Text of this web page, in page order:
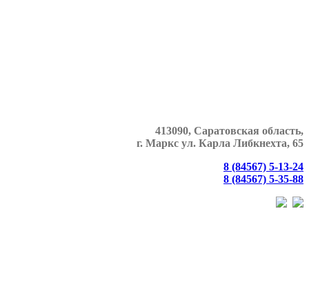
413090, Саратовская область,
г. Маркс ул. Карла Либкнехта, 65
8 (84567) 5-13-24
8 (84567) 5-35-88